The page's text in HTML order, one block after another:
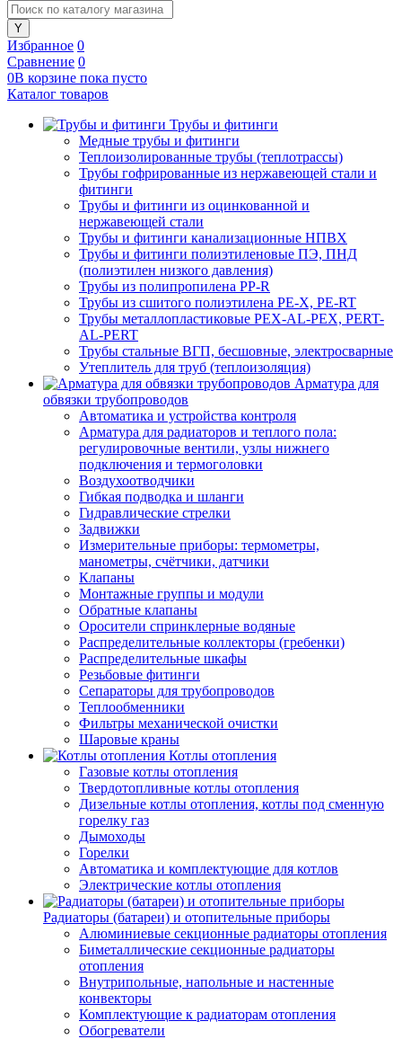
Избранное 0
Сравнение 0
0В корзине пока пусто
Каталог товаров
Трубы и фитинги
Медные трубы и фитинги
Теплоизолированные трубы (теплотрассы)
Трубы гофрированные из нержавеющей стали и
фитинги
Трубы и фитинги из оцинкованной и
нержавеющей стали
Трубы и фитинги канализационные НПВХ
Трубы и фитинги полиэтиленовые ПЭ, ПНД
(полиэтилен низкого давления)
Трубы из полипропилена PP-R
Трубы из сшитого полиэтилена PE-X, PE-RT
Трубы металлопластиковые PEX-AL-PEX, PERT-
AL-PERT
Трубы стальные ВГП, бесшовные, электросварные
Утеплитель для труб (теплоизоляция)
Арматура для
обвязки трубопроводов
Автоматика и устройства контроля
Арматура для радиаторов и теплого пола:
регулировочные вентили, узлы нижнего
подключения и термоголовки
Воздухоотводчики
Гибкая подводка и шланги
Гидравлические стрелки
Задвижки
Измерительные приборы: термометры,
манометры, счётчики, датчики
Клапаны
Монтажные группы и модули
Обратные клапаны
Оросители спринклерные водяные
Распределительные коллекторы (гребенки)
Распределительные шкафы
Резьбовые фитинги
Сепараторы для трубопроводов
Теплообменники
Фильтры механической очистки
Шаровые краны
Котлы отопления
Газовые котлы отопления
Твердотопливные котлы отопления
Дизельные котлы отопления, котлы под сменную
горелку газ
Дымоходы
Горелки
Автоматика и комплектующие для котлов
Электрические котлы отопления
Радиаторы (батареи) и отопительные приборы
Алюминиевые секционные радиаторы отопления
Биметаллические секционные радиаторы
отопления
Внутрипольные, напольные и настенные
конвекторы
Комплектующие к радиаторам отопления
Обогреватели